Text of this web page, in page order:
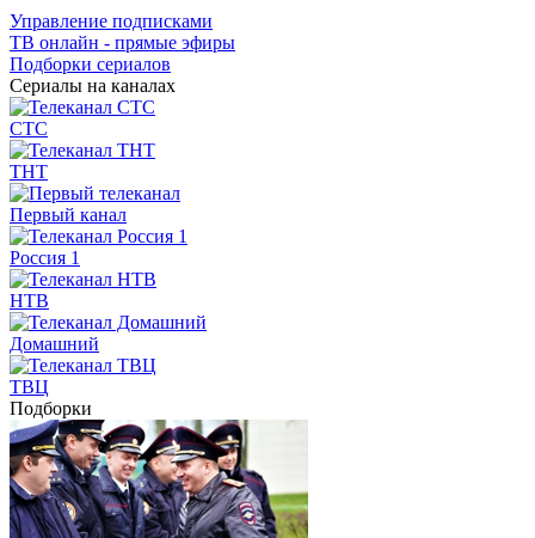
Управление подписками
ТВ онлайн - прямые эфиры
Подборки сериалов
Сериалы на каналах
СТС
ТНТ
Первый канал
Россия 1
НТВ
Домашний
ТВЦ
Подборки